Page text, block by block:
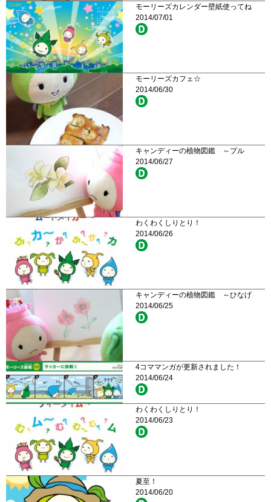
モーリーズカレンダー壁紙使ってね
2014/07/01
モーリーズカフェ☆
2014/06/30
キャンディーの植物図鑑 ～プル
2014/06/27
わくわくしりとり！
2014/06/26
キャンディーの植物図鑑 ～ひなげ
2014/06/25
4コママンガが更新されました！
2014/06/24
わくわくしりとり！
2014/06/23
夏至！
2014/06/20